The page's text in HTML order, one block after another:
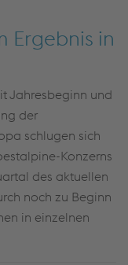
Ergebnis in
Jahresbeginn und
der
schlugen sich
Konzerns
des aktuellen
noch zu Beginn
in einzelnen